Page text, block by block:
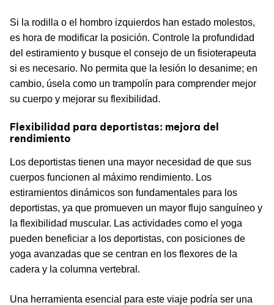
Si la rodilla o el hombro izquierdos han estado molestos,
es hora de modificar la posición. Controle la profundidad
del estiramiento y busque el consejo de un fisioterapeuta
si es necesario. No permita que la lesión lo desanime; en
cambio, úsela como un trampolín para comprender mejor
su cuerpo y mejorar su flexibilidad.
Flexibilidad para deportistas: mejora del
rendimiento
Los deportistas tienen una mayor necesidad de que sus
cuerpos funcionen al máximo rendimiento. Los
estiramientos dinámicos son fundamentales para los
deportistas, ya que promueven un mayor flujo sanguíneo y
la flexibilidad muscular. Las actividades como el yoga
pueden beneficiar a los deportistas, con posiciones de
yoga avanzadas que se centran en los flexores de la
cadera y la columna vertebral.
Una herramienta esencial para este viaje podría ser una